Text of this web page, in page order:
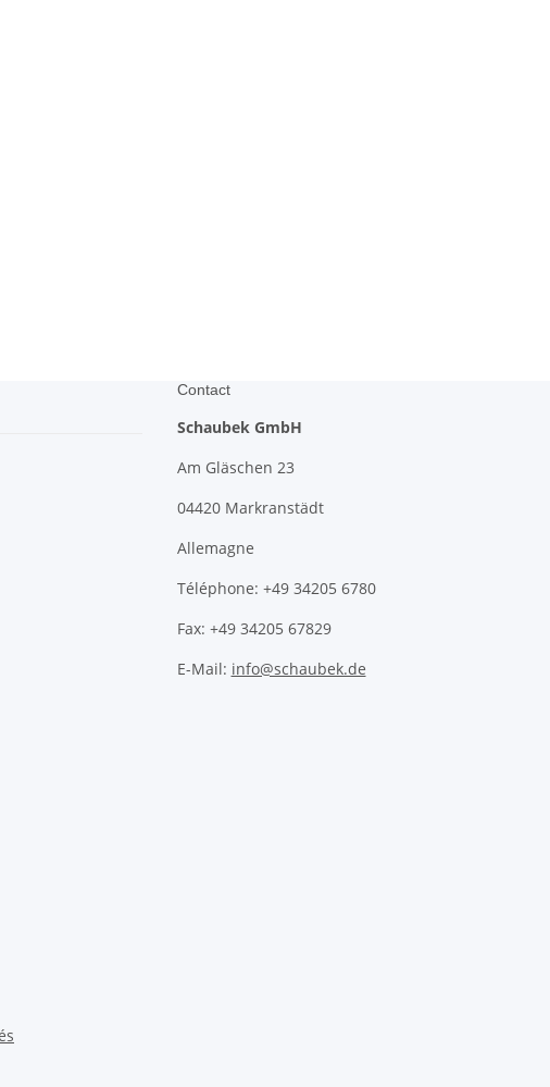
Contact
Schaubek GmbH
Am Gläschen 23
04420 Markranstädt
Allemagne
Téléphone: +49 34205 6780
Fax: +49 34205 67829
E-Mail: info@schaubek.de